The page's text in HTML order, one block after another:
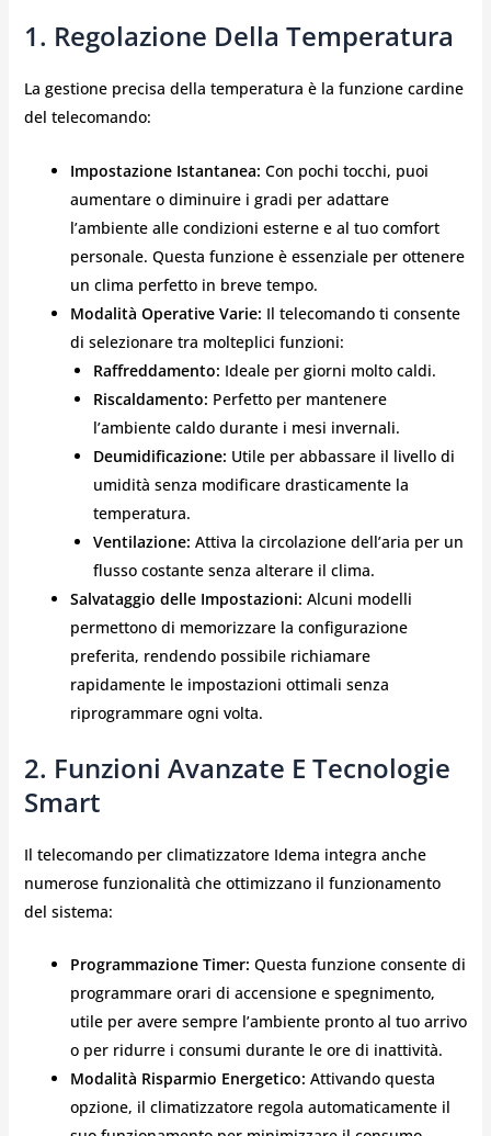
1. Regolazione Della Temperatura
La gestione precisa della temperatura è la funzione cardine
del telecomando:
Impostazione Istantanea: Con pochi tocchi, puoi
aumentare o diminuire i gradi per adattare
l’ambiente alle condizioni esterne e al tuo comfort
personale. Questa funzione è essenziale per ottenere
un clima perfetto in breve tempo.
Modalità Operative Varie: Il telecomando ti consente
di selezionare tra molteplici funzioni:
Raffreddamento: Ideale per giorni molto caldi.
Riscaldamento: Perfetto per mantenere
l’ambiente caldo durante i mesi invernali.
Deumidificazione: Utile per abbassare il livello di
umidità senza modificare drasticamente la
temperatura.
Ventilazione: Attiva la circolazione dell’aria per un
flusso costante senza alterare il clima.
Salvataggio delle Impostazioni: Alcuni modelli
permettono di memorizzare la configurazione
preferita, rendendo possibile richiamare
rapidamente le impostazioni ottimali senza
riprogrammare ogni volta.
2. Funzioni Avanzate E Tecnologie
Smart
Il telecomando per climatizzatore Idema integra anche
numerose funzionalità che ottimizzano il funzionamento
del sistema:
Programmazione Timer: Questa funzione consente di
programmare orari di accensione e spegnimento,
utile per avere sempre l’ambiente pronto al tuo arrivo
o per ridurre i consumi durante le ore di inattività.
Modalità Risparmio Energetico: Attivando questa
opzione, il climatizzatore regola automaticamente il